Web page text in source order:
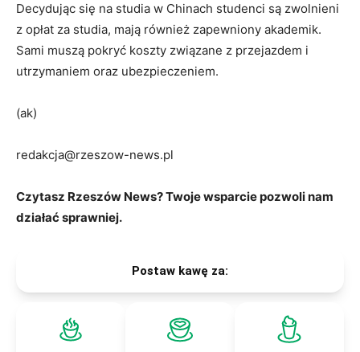
Decydując się na studia w Chinach studenci są zwolnieni
z opłat za studia, mają również zapewniony akademik.
Sami muszą pokryć koszty związane z przejazdem i
utrzymaniem oraz ubezpieczeniem.
(ak)
redakcja@rzeszow-news.pl
Czytasz Rzeszów News? Twoje wsparcie pozwoli nam
działać sprawniej.
Postaw kawę za: